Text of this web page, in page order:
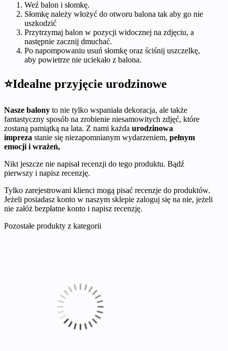
Weź balon i słomkę.
Słomkę należy włożyć do otworu balona tak aby go nie
uszkodzić
Przytrzymaj balon w pozycji widocznej na zdjęciu, a
następnie zacznij dmuchać.
Po napompowaniu usuń słomkę oraz ściśnij uszczelkę,
aby powietrze nie uciekało z balona.
⭐Idealne przyjęcie urodzinowe
Nasze balony to nie tylko wspaniała dekoracja, ale także
fantastyczny sposób na zrobienie niesamowitych zdjęć, które
zostaną pamiątką na lata. Z nami każda urodzinowa
impreza stanie się niezapomnianym wydarzeniem, pełnym
emocji i wrażeń,
Nikt jeszcze nie napisał recenzji do tego produktu. Bądź
pierwszy i napisz recenzję.
Tylko zarejestrowani klienci mogą pisać recenzje do produktów.
Jeżeli posiadasz konto w naszym sklepie zaloguj się na nie, jeżeli
nie załóż bezpłatne konto i napisz recenzję.
Pozostałe produkty z kategorii